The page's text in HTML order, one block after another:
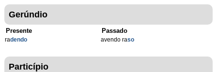
Gerúndio
Presente
radendo
Passado
avendo raso
Particípio